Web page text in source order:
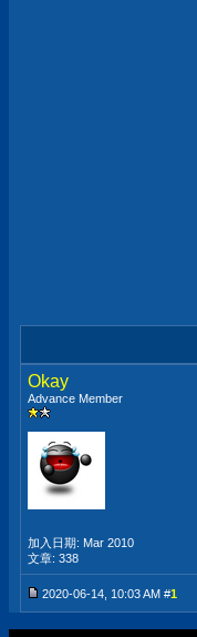
Okay
Advance Member
加入日期: Mar 2010
文章: 338
2020-06-14, 10:03 AM #1